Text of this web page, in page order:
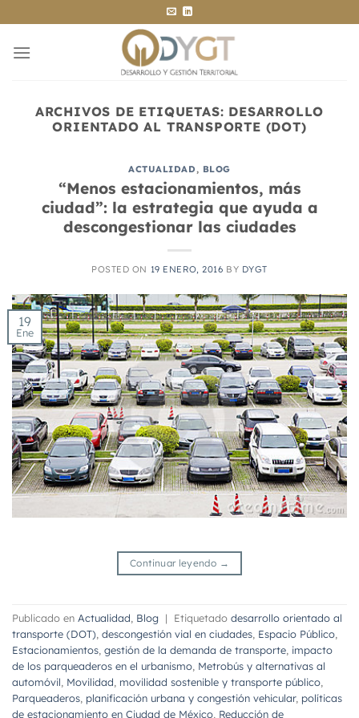
al
contenido
ARCHIVOS DE ETIQUETAS: DESARROLLO
ORIENTADO AL TRANSPORTE (DOT)
ACTUALIDAD, BLOG
“Menos estacionamientos, más
ciudad”: la estrategia que ayuda a
descongestionar las ciudades
POSTED ON 19 ENERO, 2016 BY DYGT
19
Ene
Continuar leyendo →
Publicado en Actualidad Blog | Etiquetado desarrollo orientado al
transporte (DOT) descongestión vial en ciudades Espacio Público
Estacionamientos gestión de la demanda de transporte impacto
de los parqueaderos en el urbanismo Metrobús y alternativas al
automóvil Movilidad movilidad sostenible y transporte público
Parqueaderos planificación urbana y congestión vehicular, políticas
de estacionamiento en Ciudad de México Reducción de